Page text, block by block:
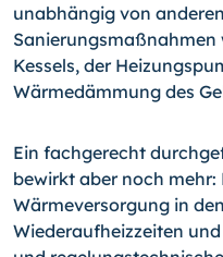
unabhängig von
Sanierungsmaßnahmen
Kessels, der
Wärmedämmung des
Ein fachgerecht
bewirkt aber noch
Wärmeversorgung in
Wiederauf­heizzeiten